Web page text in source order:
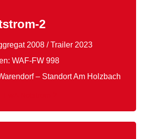
2
2008 / Trailer 2023
WAF-FW 998
– Standort Am Holzbach